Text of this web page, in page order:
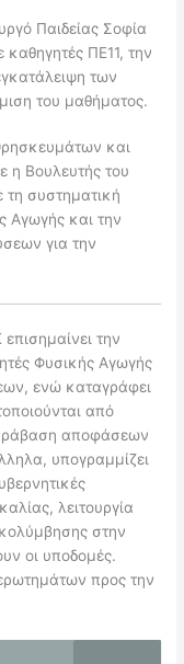
Παιδείας Σοφία
ΠΕ11, την
των
του μαθήματος.
και
η Βουλευτής του
συστηματική
Αγωγής και την
για την
την
Φυσικής Αγωγής
ενώ καταγράφει
από
αποφάσεων
υπογραμμίζει
λειτουργία
στην
οι υποδομές.
προς την